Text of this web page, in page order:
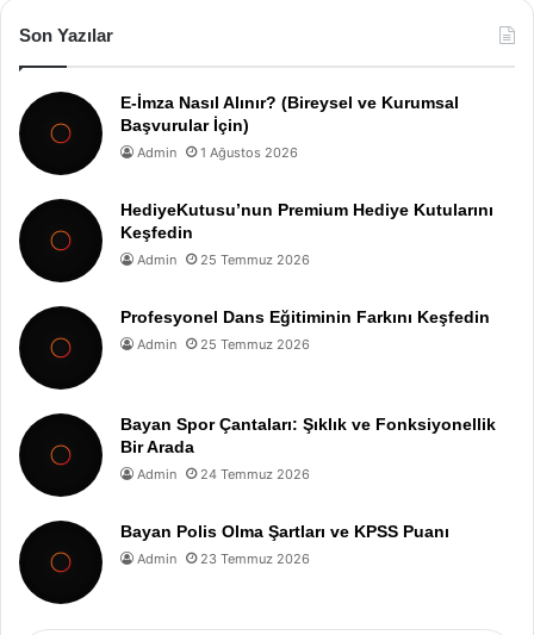
Son Yazılar
E-İmza Nasıl Alınır? (Bireysel ve Kurumsal
Başvurular İçin)
Admin 1 Ağustos 2026
HediyeKutusu’nun Premium Hediye Kutularını
Keşfedin
Admin 25 Temmuz 2026
Profesyonel Dans Eğitiminin Farkını Keşfedin
Admin 25 Temmuz 2026
Bayan Spor Çantaları: Şıklık ve Fonksiyonellik
Bir Arada
Admin 24 Temmuz 2026
Bayan Polis Olma Şartları ve KPSS Puanı
Admin 23 Temmuz 2026